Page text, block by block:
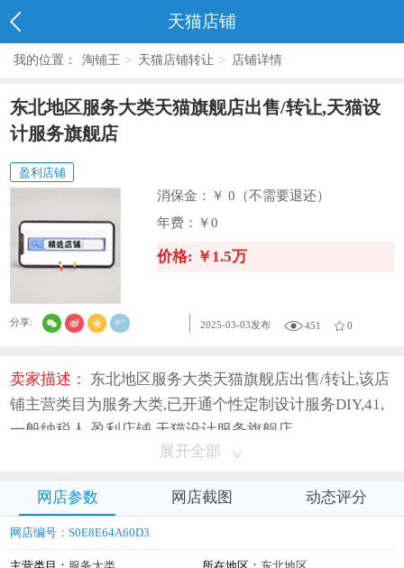
天猫店铺
我的位置： 淘铺王 > 天猫店铺转让 > 店铺详情
东北地区服务大类天猫旗舰店出售/转让,天猫设
计服务旗舰店
盈利店铺
消保金：
￥ 0（不需要退还）
年费：
￥0
价格: ￥1.5万
分享: 2025-03-03发布 451 0
卖家描述：
东北地区服务大类天猫旗舰店出售/转让,该店
铺主营类目为服务大类,已开通个性定制设计服务DIY,41,
一般纳税人,盈利店铺,天猫设计服务旗舰店
展开全部
网店参数 网店截图 动态评分
网店编号：S0E8E64A60D3